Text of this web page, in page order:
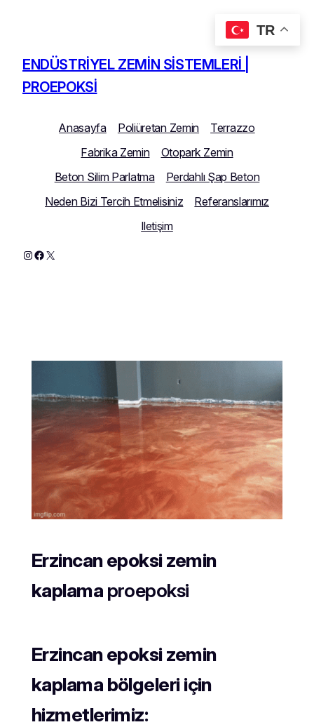
ENDÜSTRIYEL ZEMIN SISTEMLERI |
PROEPOKSI
Anasayfa Poliüretan Zemin
Terrazzo
Fabrika Zemin
Otopark Zemin
Beton Silim Parlatma
Perdahlı Şap Beton
Neden Bizi Tercih Etmelisiniz
Referanslarımız
Iletişim
Instagram
Facebook
X
Erzincan epoksi zemin
kaplama proepoksi
Erzincan epoksi zemin
kaplama bölgeleri için
hizmetlerimiz:
TR